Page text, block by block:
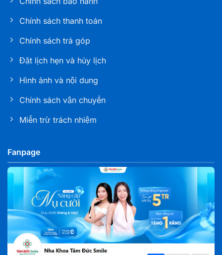
Đồng
Nha khoa Tâm Đức Smile – CN Bạc Liêu
286 Trần Phú, Phường Bạc Liêu, tỉnh Cà Mau
Nha khoa Tâm Đức Smile – CN Sóc Trăng
Số K1 - 03 - 05, đường 30/4, Khóm 6, phường Phú
Lợi, TP. Cần Thơ
Ninh, Tỉnh Tây Ninh
Nha khoa Tâm Đức Smile – CN Biên Hoà, Đồng
Nai
827 Phạm Văn Thuận, Phường Tam Hiệp, tỉnh Đồng
Nai
Chính sách thanh toán
Chính sách trả góp
Đặt lịch hẹn và hủy lịch
Hình ảnh và nội dung
Chính sách vận chuyển
Miễn trừ trách nhiệm
Fanpage